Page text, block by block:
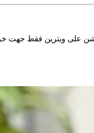
علی ویترین فقط جهت